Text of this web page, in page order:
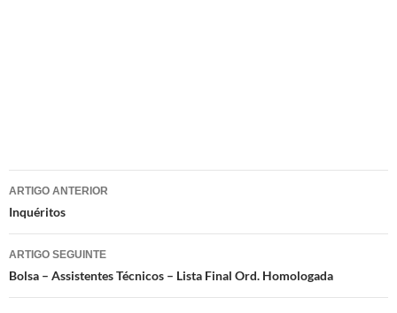
Navegação
de
artigos
ARTIGO ANTERIOR
Inquéritos
ARTIGO SEGUINTE
Bolsa – Assistentes Técnicos – Lista Final Ord. Homologada